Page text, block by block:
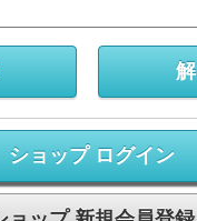
ショップ ログイン